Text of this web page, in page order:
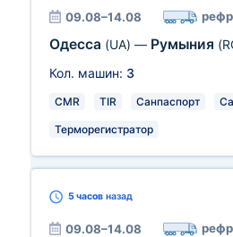
09.08–14.08
Одесса (UA) — Румыния
Кол. машин: 3
CMR TIR Санпаспорт
Терморегистратор
5 часов назад
09.08–14.08